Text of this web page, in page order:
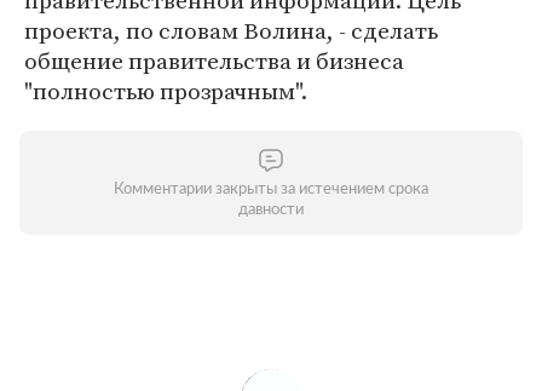
проекта, по словам Волина, - сделать
общение правительства и бизнеса
"полностью прозрачным".
Комментарии закрыты за истечением срока
давности